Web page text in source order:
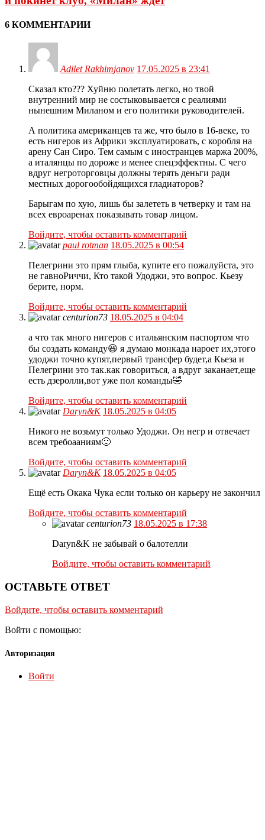
6 КОММЕНТАРИИ
Adilet Rakhimjanov 17.05.2025 в 23:41
Сказал кто??? Хуйню полетать легко, но твой
внутренний мир не состыковывается с реалиями
нынешним Миланом и его политики руководителей.
А политика американцев та же, что было в 16-веке, то
есть нигеров из Африки эксплуатировать, с коробля на
арену Сан Сиро. Тем самым с иностранцев маржа 200%,
а италянцы по дороже и менее спецэффектны. С чего
вдруг негроторговцы должны терять деньги ради
местных дорогообойдящихся гладиаторов?
Барыгам по хую, лишь бы залететь в четверку и там на
всех евроаренах показывать товар лицом.
Войдите, чтобы оставить комментарий
paul rotman 18.05.2025 в 00:54
Пелегрини это прям глыба, купите его пожалуйста, это
не гавноРиччи, Кто такой Удоджи, это вопрос. Кьезу
берите, норм.
Войдите, чтобы оставить комментарий
centurion73 18.05.2025 в 04:04
а что так много нигеров с итальянским паспортом что
бы создать команду😆 я думаю монкада нароет их,этого
удоджи точно купят,первый трансфер будет,а Кьеза и
Пелегрини это так.как говориться, а вдруг заканает,еще
есть дзеролли,вот уже пол команды🤣
Войдите, чтобы оставить комментарий
Daryn&K 18.05.2025 в 04:05
Никого не возьмут только Удоджи. Он негр и отвечает
всем требоааниям🙂
Войдите, чтобы оставить комментарий
Daryn&K 18.05.2025 в 04:05
Ещё есть Окака Чука если только он карьеру не закончил
Войдите, чтобы оставить комментарий
centurion73 18.05.2025 в 17:38
Daryn&K не забывай о балотелли
Войдите, чтобы оставить комментарий
ОСТАВЬТЕ ОТВЕТ
Войдите, чтобы оставить комментарий
Войти с помощью:
Авторизация
Войти